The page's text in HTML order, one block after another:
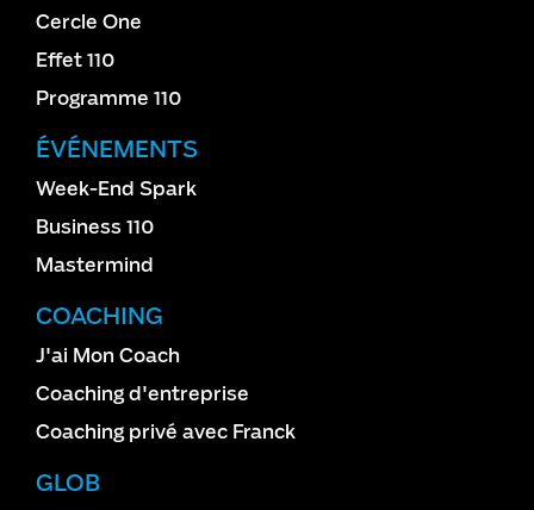
Cercle One
Effet 110
Programme 110
ÉVÉNEMENTS
Week-End Spark
Business 110
Mastermind
COACHING
J'ai Mon Coach
Coaching d'entreprise
Coaching privé avec Franck
GLOB